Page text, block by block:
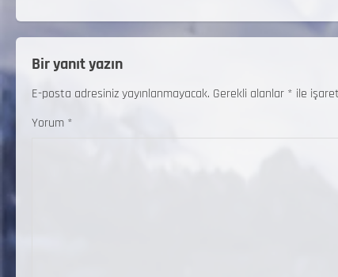
Bir yanıt yazın
E-posta adresiniz yayınlanmayacak. Gerekli alanlar * ile
Yorum *